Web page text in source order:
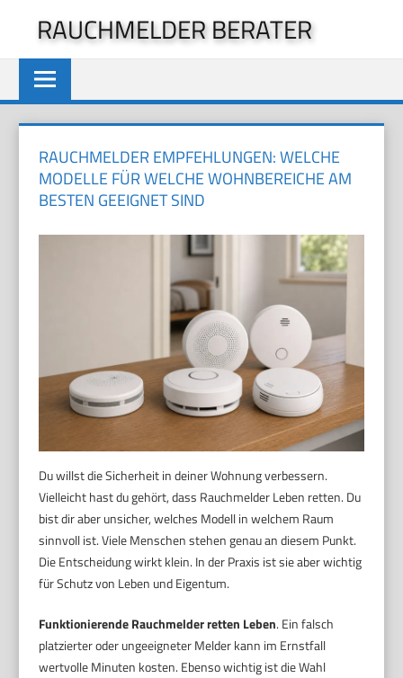
springen
RAUCHMELDER BERATER
RAUCHMELDER EMPFEHLUNGEN: WELCHE
MODELLE FÜR WELCHE WOHNBEREICHE AM
BESTEN GEEIGNET SIND
Du willst die Sicherheit in deiner Wohnung verbessern.
Vielleicht hast du gehört, dass Rauchmelder Leben retten. Du
bist dir aber unsicher, welches Modell in welchem Raum
sinnvoll ist. Viele Menschen stehen genau an diesem Punkt.
Die Entscheidung wirkt klein. In der Praxis ist sie aber wichtig
für Schutz von Leben und Eigentum.
Funktionierende Rauchmelder retten Leben. Ein falsch
platzierter oder ungeeigneter Melder kann im Ernstfall
wertvolle Minuten kosten. Ebenso wichtig ist die Wahl